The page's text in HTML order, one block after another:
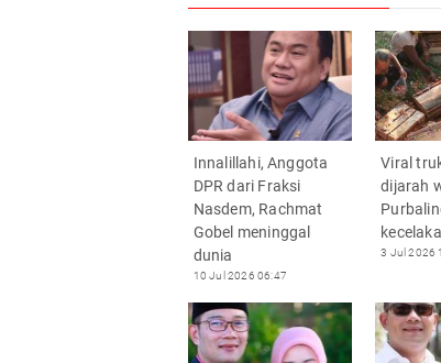
Innalillahi, Anggota
DPR dari Fraksi
Nasdem, Rachmat
Gobel meninggal
dunia
10 Jul 2026 06:47
Viral
dijarah
3 Jul 2026